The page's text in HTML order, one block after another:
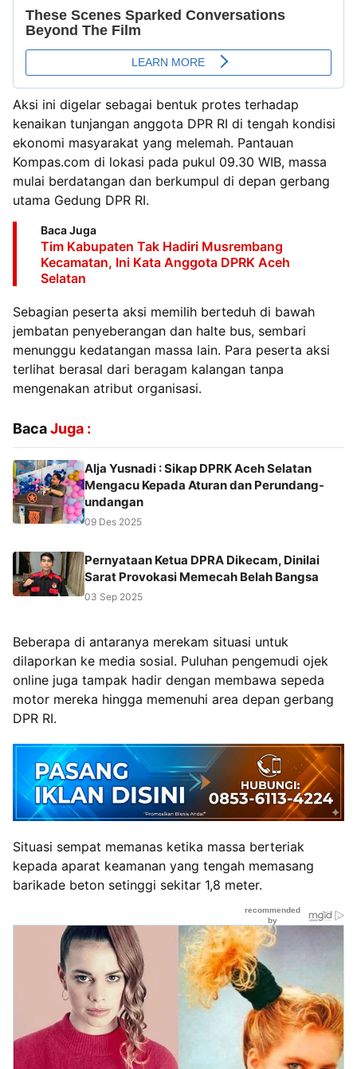
Aksi ini digelar sebagai bentuk protes terhadap
kenaikan tunjangan anggota DPR RI di tengah kondisi
ekonomi masyarakat yang melemah. Pantauan
Kompas.com di lokasi pada pukul 09.30 WIB, massa
mulai berdatangan dan berkumpul di depan gerbang
utama Gedung DPR RI.
Baca Juga
Tim Kabupaten Tak Hadiri Musrembang
Kecamatan, Ini Kata Anggota DPRK Aceh
Selatan
Sebagian peserta aksi memilih berteduh di bawah
jembatan penyeberangan dan halte bus, sembari
menunggu kedatangan massa lain. Para peserta aksi
terlihat berasal dari beragam kalangan tanpa
mengenakan atribut organisasi.
BacaJuga :
Alja Yusnadi : Sikap DPRK Aceh Selatan
Mengacu Kepada Aturan dan Perundang-
undangan
09 Des 2025
Pernyataan Ketua DPRA Dikecam, Dinilai
Sarat Provokasi Memecah Belah Bangsa
03 Sep 2025
Beberapa di antaranya merekam situasi untuk
dilaporkan ke media sosial. Puluhan pengemudi ojek
online juga tampak hadir dengan membawa sepeda
motor mereka hingga memenuhi area depan gerbang
DPR RI.
Situasi sempat memanas ketika massa berteriak
kepada aparat keamanan yang tengah memasang
barikade beton setinggi sekitar 1,8 meter.